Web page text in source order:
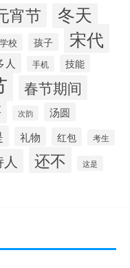
宵节 冬天
学校 孩子 宋代
人 手机 技能
春节期间
次韵 汤圆
礼物 红包 考生
还不 这是